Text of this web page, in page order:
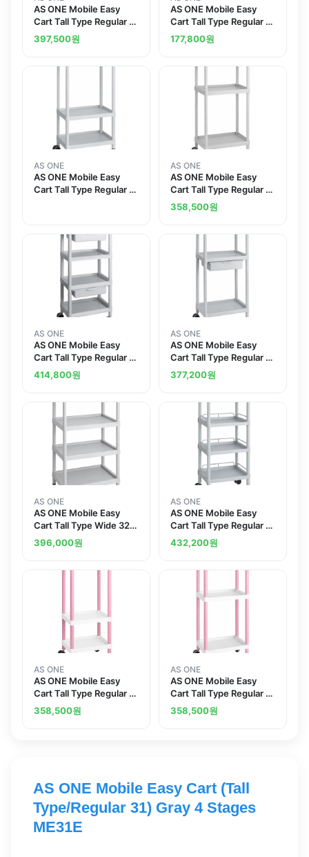
AS ONE Mobile Easy
Cart Tall Type Regular 31
Gray 4 Stages ME31K
397,500원
AS ONE Mobile Easy
Cart Tall Type Regular 31
Gray 1 Stage ME31M
177,800원
AS ONE
AS ONE Mobile Easy
Cart Tall Type Regular 31
AS ONE
AS ONE Mobile Easy
Cart Tall Type Regular 31
Gray 3 Sages ME31A
358,500원
AS ONE
AS ONE Mobile Easy
Cart Tall Type Regular 31
Gray 4 Stages Wiith
Drawer ME31F
414,800원
AS ONE
AS ONE Mobile Easy
Cart Tall Type Regular 31
Gray 3 Sages Wiith
Drawer ME31B
377,200원
AS ONE
AS ONE Mobile Easy
Cart Tall Type Wide 32
Gray 4 Stages ME32K
396,000원
AS ONE
AS ONE Mobile Easy
Cart Tall Type Regular 31
Gray 4 Stages Wiith
Guard Frame ME31J
432,200원
AS ONE
AS ONE Mobile Easy
Cart Tall Type Regular 31
Pink 3 Stages ME31C
358,500원
AS ONE
AS ONE Mobile Easy
Cart Tall Type Regular 31
Pink 3 Stages ME31A
358,500원
AS ONE Mobile Easy Cart (Tall
Type/Regular 31) Gray 4 Stages
ME31E